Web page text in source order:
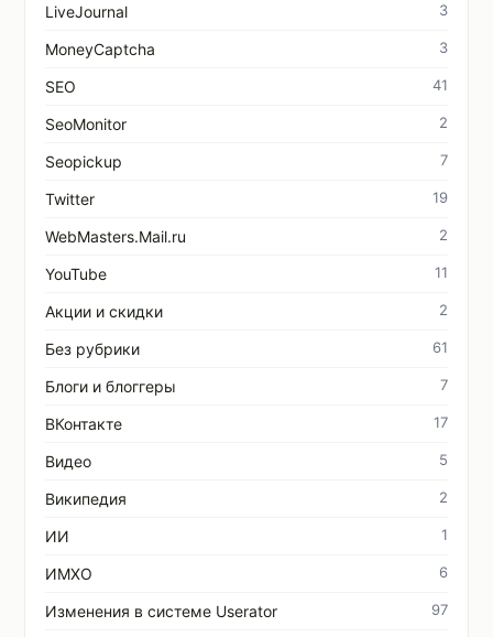
LiveJournal 3
MoneyCaptcha 3
SEO 41
SeoMonitor 2
Seopickup 7
Twitter 19
WebMasters.Mail.ru 2
YouTube 11
Акции и скидки 2
Без рубрики 61
Блоги и блоггеры 7
ВКонтакте 17
Видео 5
Википедия 2
ИИ 1
ИМХО 6
Изменения в системе Userator 97